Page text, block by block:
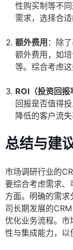
性购买制等不
需求，选择合适
额外费用 ：除
额外费用，如
等。综合考虑
ROI（投资回报
回报是否值得
降低的客户流
总结与建
市场调研行业的
要综合考虑需求
方面。明确的需
司长期发展的
优化业务流程。
性与集成能力，以